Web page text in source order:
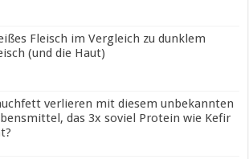
Fleisch im Vergleich zu dunklem
(und die Haut)
verlieren mit diesem unbekannten
das 3x soviel Protein wie Kefir